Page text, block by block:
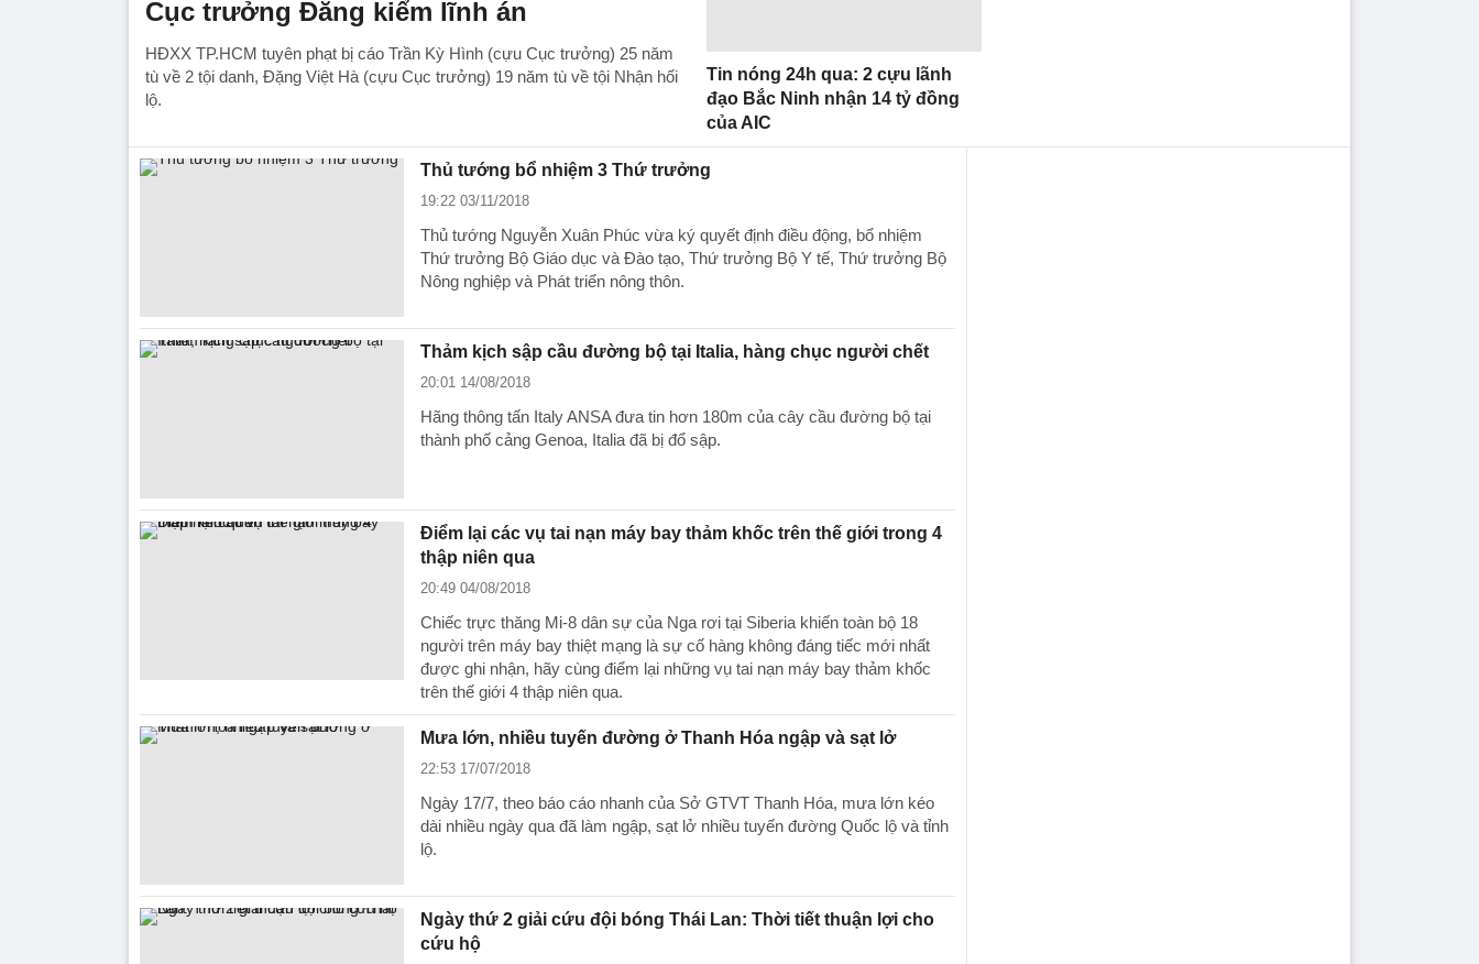
Cục trưởng Đăng kiểm lĩnh án
HĐXX TP.HCM tuyên phạt bị cáo Trần Kỳ Hình (cựu Cục trưởng) 25 năm
tù về 2 tội danh, Đặng Việt Hà (cựu Cục trưởng) 19 năm tù về tội Nhận hối
lộ.
Tin nóng 24h qua: 2 cựu lãnh
đạo Bắc Ninh nhận 14 tỷ đồng
của AIC
Thủ tướng bổ nhiệm 3 Thứ trưởng
19:22 03/11/2018
Thủ tướng Nguyễn Xuân Phúc vừa ký quyết định điều động, bổ nhiệm
Thứ trưởng Bộ Giáo dục và Đào tạo, Thứ trưởng Bộ Y tế, Thứ trưởng Bộ
Nông nghiệp và Phát triển nông thôn.
Thảm kịch sập cầu đường bộ tại Italia, hàng chục người chết
20:01 14/08/2018
Hãng thông tấn Italy ANSA đưa tin hơn 180m của cây cầu đường bộ tại
thành phố cảng Genoa, Italia đã bị đổ sập.
Điểm lại các vụ tai nạn máy bay thảm khốc trên thế giới trong 4
thập niên qua
20:49 04/08/2018
Chiếc trực thăng Mi-8 dân sự của Nga rơi tại Siberia khiến toàn bộ 18
người trên máy bay thiệt mạng là sự cố hàng không đáng tiếc mới nhất
được ghi nhận, hãy cùng điểm lại những vụ tai nạn máy bay thảm khốc
trên thế giới 4 thập niên qua.
Mưa lớn, nhiều tuyến đường ở Thanh Hóa ngập và sạt lở
22:53 17/07/2018
Ngày 17/7, theo báo cáo nhanh của Sở GTVT Thanh Hóa, mưa lớn kéo
dài nhiều ngày qua đã làm ngập, sạt lở nhiều tuyến đường Quốc lộ và tỉnh
lộ.
Ngày thứ 2 giải cứu đội bóng Thái Lan: Thời tiết thuận lợi cho
cứu hộ